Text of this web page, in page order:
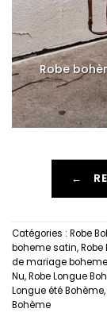
Robe
←
Catégories : Robe
boheme satin,
de mariage boheme
Nu,Robe Longue
Longue été Bohème,
Bohème